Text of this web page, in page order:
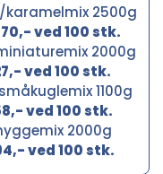
karamelmix 2500g
ved 100 stk.
2000g
ved 100 stk.
1100g
ved 100 stk.
hyggemix 2000g
ved 100 stk.